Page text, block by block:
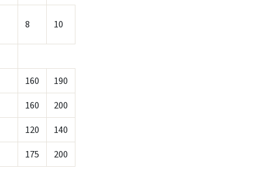
8 10
160
190
160
200
120
140
175 200